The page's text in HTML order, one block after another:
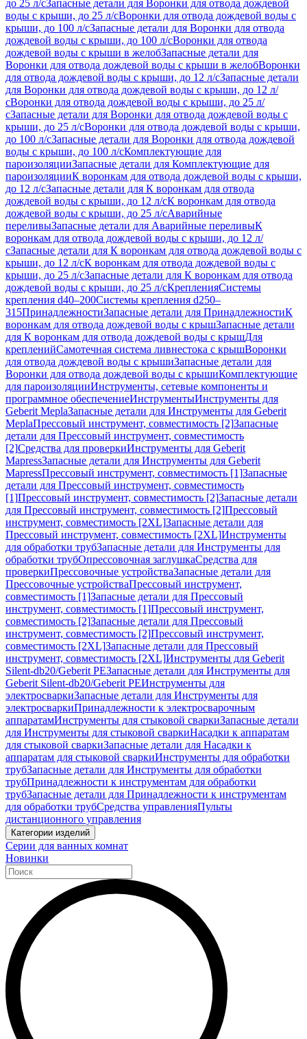
до 25 л/сЗапасные детали для Воронки для отвода дождевой
воды с крыши, до 25 л/сВоронки для отвода дождевой воды с
крыши, до 100 л/сЗапасные детали для Воронки для отвода
дождевой воды с крыши, до 100 л/сВоронки для отвода
дождевой воды с крыши в желобЗапасные детали для
Воронки для отвода дождевой воды с крыши в желобВоронки
для отвода дождевой воды с крыши, до 12 л/сЗапасные детали
для Воронки для отвода дождевой воды с крыши, до 12 л/
сВоронки для отвода дождевой воды с крыши, до 25 л/
сЗапасные детали для Воронки для отвода дождевой воды с
крыши, до 25 л/сВоронки для отвода дождевой воды с крыши,
до 100 л/сЗапасные детали для Воронки для отвода дождевой
воды с крыши, до 100 л/сКомплектующие для
пароизоляцииЗапасные детали для Комплектующие для
пароизоляцииК воронкам для отвода дождевой воды с крыши,
до 12 л/сЗапасные детали для К воронкам для отвода
дождевой воды с крыши, до 12 л/сК воронкам для отвода
дождевой воды с крыши, до 25 л/сАварийные
переливыЗапасные детали для Аварийные переливыК
воронкам для отвода дождевой воды с крыши, до 12 л/
сЗапасные детали для К воронкам для отвода дождевой воды с
крыши, до 12 л/сК воронкам для отвода дождевой воды с
крыши, до 25 л/сЗапасные детали для К воронкам для отвода
дождевой воды с крыши, до 25 л/сКрепленияСистемы
крепления d40–200Системы крепления d250–
315ПринадлежностиЗапасные детали для ПринадлежностиК
воронкам для отвода дождевой воды с крышЗапасные детали
для К воронкам для отвода дождевой воды с крышДля
крепленийСамотечная система ливнестока с крышВоронки
для отвода дождевой воды с крышиЗапасные детали для
Воронки для отвода дождевой воды с крышиКомплектующие
для пароизоляцииИнструменты, сетевые компоненты и
программное обеспечениеИнструментыИнструменты для
Geberit MeplaЗапасные детали для Инструменты для Geberit
MeplaПрессовый инструмент, совместимость [2]Запасные
детали для Прессовый инструмент, совместимость
[2]Средства для проверкиИнструменты для Geberit
MapressЗапасные детали для Инструменты для Geberit
MapressПрессовый инструмент, совместимость [1]Запасные
детали для Прессовый инструмент, совместимость
[1]Прессовый инструмент, совместимость [2]Запасные детали
для Прессовый инструмент, совместимость [2]Прессовый
инструмент, совместимость [2XL]Запасные детали для
Прессовый инструмент, совместимость [2XL]Инструменты
для обработки трубЗапасные детали для Инструменты для
обработки трубОпрессовочная заглушкаСредства для
проверкиПрессовочные устройстваЗапасные детали для
Прессовочные устройстваПрессовый инструмент,
совместимость [1]Запасные детали для Прессовый
инструмент, совместимость [1]Прессовый инструмент,
совместимость [2]Запасные детали для Прессовый
инструмент, совместимость [2]Прессовый инструмент,
совместимость [2XL]Запасные детали для Прессовый
инструмент, совместимость [2XL]Инструменты для Geberit
Silent-db20/Geberit PEЗапасные детали для Инструменты для
Geberit Silent-db20/Geberit PEИнструменты для
электросваркиЗапасные детали для Инструменты для
электросваркиПринадлежности к электросварочным
аппаратамИнструменты для стыковой сваркиЗапасные детали
для Инструменты для стыковой сваркиНасадки к аппаратам
для стыковой сваркиЗапасные детали для Насадки к
аппаратам для стыковой сваркиИнструменты для обработки
трубЗапасные детали для Инструменты для обработки
трубПринадлежности к инструментам для обработки
трубЗапасные детали для Принадлежности к инструментам
для обработки трубСредства управленияПульты
дистанционного управления
Категории изделий
Серии для ванных комнат
Новинки